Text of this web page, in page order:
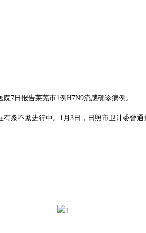
院7 日报告莱芜市1例 H7N9流感确诊病例。
条不紊进行中。1月3日，日照市卫计委曾